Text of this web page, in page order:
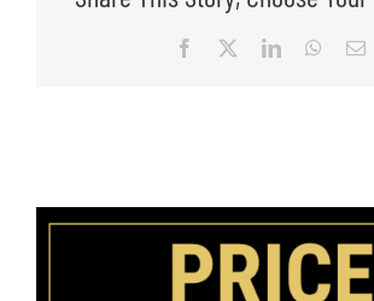
Facebook LinkedIn